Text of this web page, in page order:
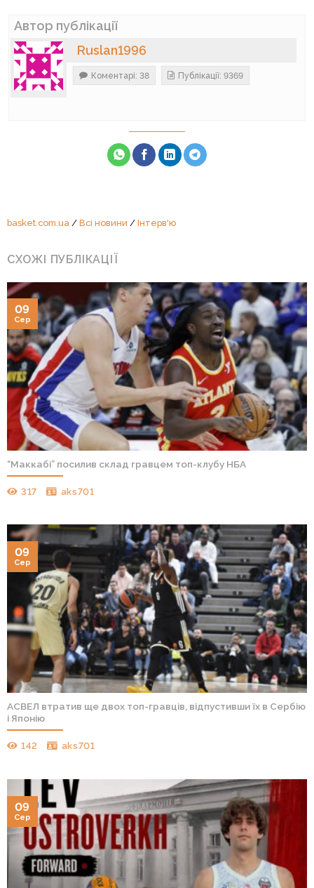
Автор публікації
Ruslan1996
Коментарі: 38 Публікації: 9369
basket.com.ua/ Всі новини / Інтерв'ю
СХОЖІ ПУБЛІКАЦІЇ
“Маккабі” посилив склад гравцем топ-клубу НБА
317 aks701
09
Сер
АСВЕЛ втратив ще двох топ-гравців, відпустивши їх в Сербію
і Японію
142 aks701
09
Сер
09
Сер